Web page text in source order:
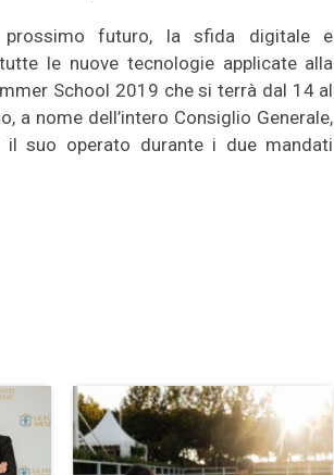
prossimo futuro, la sfida digitale e
le nuove tecnologie applicate alla
School 2019 che si terrà dal 14 al
a nome dell’intero Consiglio Generale,
il suo operato durante i due mandati